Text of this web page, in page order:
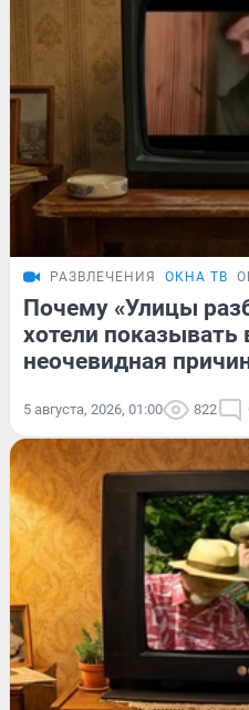
РАЗВЛЕЧЕНИЯ ОКНА ТВ
Почему «Улицы
хотели показывать
неочевидная
5 августа, 2026, 01:00 822